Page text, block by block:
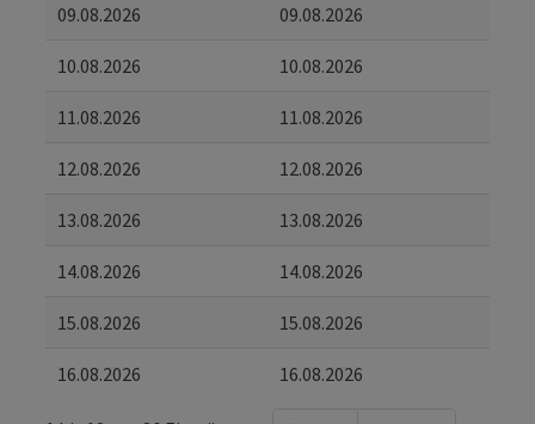
09.08.2026 09.08.2026
10.08.2026 10.08.2026
11.08.2026 11.08.2026
12.08.2026 12.08.2026
13.08.2026 13.08.2026
14.08.2026 14.08.2026
15.08.2026 15.08.2026
16.08.2026 16.08.2026